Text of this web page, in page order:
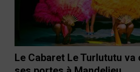
Le Cabaret Le Turlututu va